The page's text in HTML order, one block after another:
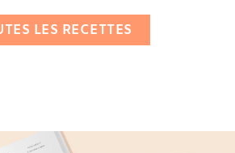
LES RECETTES